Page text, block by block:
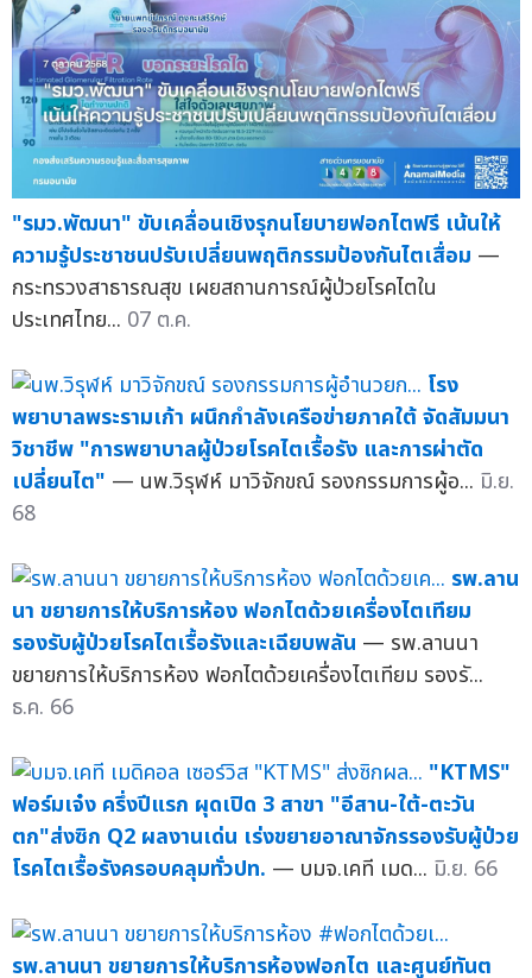
"รมว.พัฒนา" ขับเคลื่อนเชิงรุกนโยบายฟอกไตฟรี เน้นให้
ความรู้ประชาชนปรับเปลี่ยนพฤติกรรมป้องกันไตเสื่อม —
กระทรวงสาธารณสุข เผยสถานการณ์ผู้ป่วยโรคไตใน
ประเทศไทย... 07 ต.ค.
โรง
พยาบาลพระรามเก้า ผนึกกำลังเครือข่ายภาคใต้ จัดสัมมนา
วิชาชีพ "การพยาบาลผู้ป่วยโรคไตเรื้อรัง และการผ่าตัด
เปลี่ยนไต" — นพ.วิรุฬห์ มาวิจักขณ์ รองกรรมการผู้อ... มิ.ย.
68
รพ.ลาน
นา ขยายการให้บริการห้อง ฟอกไตด้วยเครื่องไตเทียม
รองรับผู้ป่วยโรคไตเรื้อรังและเฉียบพลัน — รพ.ลานนา
ขยายการให้บริการห้อง ฟอกไตด้วยเครื่องไตเทียม รองรั...
ธ.ค. 66
"KTMS"
ฟอร์มเจ๋ง ครึ่งปีแรก ผุดเปิด 3 สาขา "อีสาน-ใต้-ตะวัน
ตก"ส่งซิก Q2 ผลงานเด่น เร่งขยายอาณาจักรรองรับผู้ป่วย
โรคไตเรื้อรังครอบคลุมทั่วปท. — บมจ.เคที เมด... มิ.ย. 66
รพ.ลานนา ขยายการให้บริการห้องฟอกไต และศูนย์ทันต